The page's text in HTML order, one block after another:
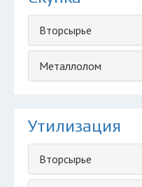
Вторсырье
Металлолом
Утилизация
Вторсырье